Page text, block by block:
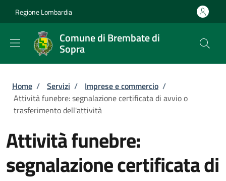
Regione Lombardia
Comune di Brembate di
Sopra
Briciole di pane
Home / Servizi / Imprese e commercio /
Attività funebre: segnalazione certificata di avvio o
trasferimento dell'attività
Attività funebre:
segnalazione certificata di